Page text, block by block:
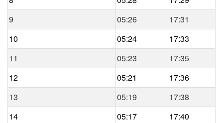
9
05:26
17:31
10
05:24
17:33
11
05:23
17:35
12
05:21
17:36
13
05:19
17:38
14
05:17
17:40